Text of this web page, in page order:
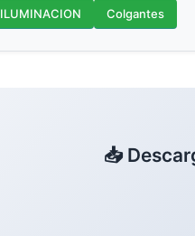
ILUMINACION Colgantes
📥